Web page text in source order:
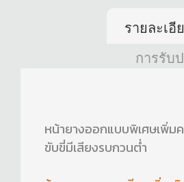
รายละเอี
การรับ
หน้ายางออกแบบพิเศษเพิ่ม
ขับขี่มีเสียงรบกวนต่ำ